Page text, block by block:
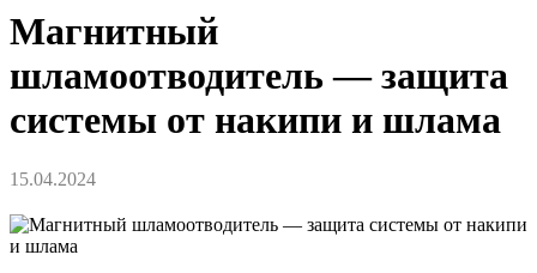
Магнитный
шламоотводитель — защита
системы от накипи и шлама
15.04.2024